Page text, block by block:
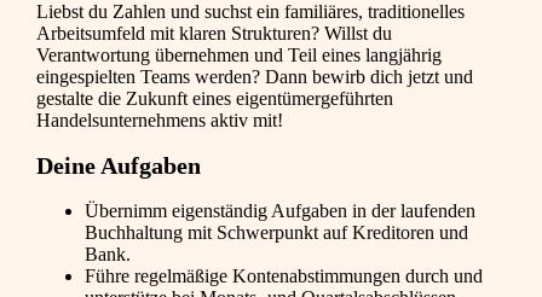
Liebst du Zahlen und suchst ein familiäres, traditionelles
Arbeitsumfeld mit klaren Strukturen? Willst du
Verantwortung übernehmen und Teil eines langjährig
eingespielten Teams werden? Dann bewirb dich jetzt und
gestalte die Zukunft eines eigentümergeführten
Handelsunternehmens aktiv mit!
Deine Aufgaben
Übernimm eigenständig Aufgaben in der laufenden
Buchhaltung mit Schwerpunkt auf Kreditoren und
Bank.
Führe regelmäßige Kontenabstimmungen durch und